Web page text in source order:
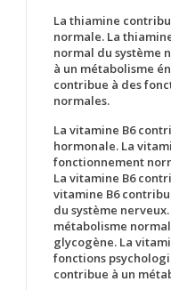
La thiamine
normale. La
normal du système
à un métabolisme
contribue à des
normales.
La vitamine B6
hormonale. La
fonctionnement
La vitamine B6
vitamine B6
du système
métabolisme
glycogène. La
fonctions
contribue à un